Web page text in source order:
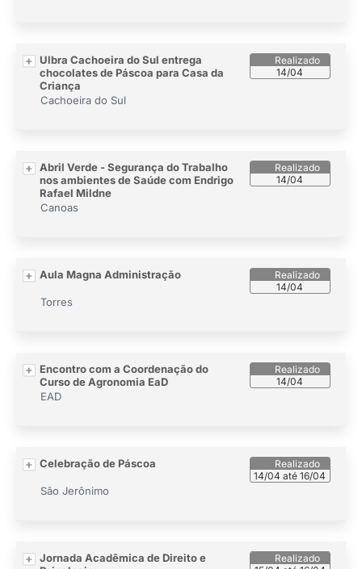
Ulbra Cachoeira do Sul entrega
chocolates de Páscoa para Casa da
Criança
14/04
Cachoeira do Sul
Abril Verde - Segurança do Trabalho
nos ambientes de Saúde com Endrigo
Rafael Mildne
14/04
Canoas
Aula Magna Administração
14/04
Torres
Encontro com a Coordenação do
Curso de Agronomia EaD
14/04
EAD
Celebração de Páscoa
14/04 até 16/04
São Jerônimo
Jornada Acadêmica de Direito e